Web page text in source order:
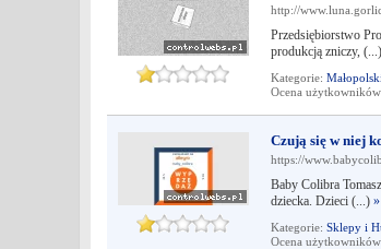
http://
Przedsiębiorstwo
produkcją zniczy, (...)
Kategorie:
Ocena
Czują się w niej
https://
Baby Colibra
dziecka. Dzieci (...) »
Kategorie: Sklepy i
Ocena